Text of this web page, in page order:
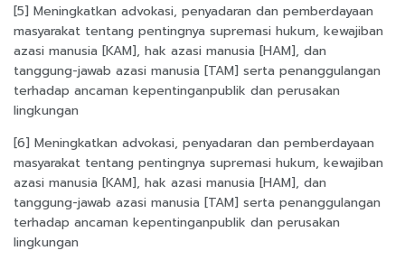
[5] Meningkatkan advokasi, penyadaran dan pemberdayaan
masyarakat tentang pentingnya supremasi hukum, kewajiban
azasi manusia [KAM], hak azasi manusia [HAM], dan
tanggung-jawab azasi manusia [TAM] serta penanggulangan
terhadap ancaman kepentinganpublik dan perusakan
lingkungan
[6] Meningkatkan advokasi, penyadaran dan pemberdayaan
masyarakat tentang pentingnya supremasi hukum, kewajiban
azasi manusia [KAM], hak azasi manusia [HAM], dan
tanggung-jawab azasi manusia [TAM] serta penanggulangan
terhadap ancaman kepentinganpublik dan perusakan
lingkungan